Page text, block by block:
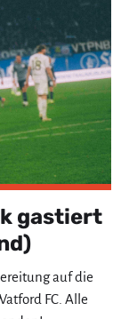
gastiert
auf die
FC. Alle